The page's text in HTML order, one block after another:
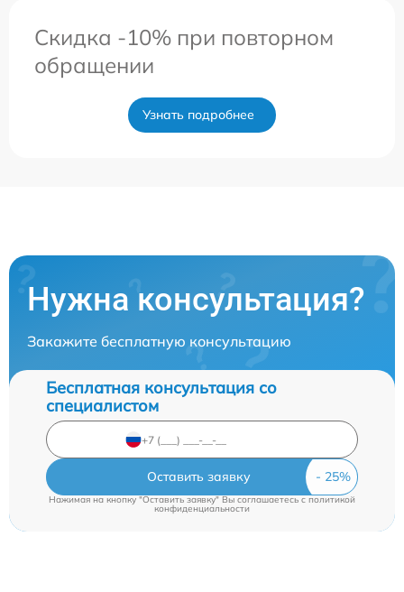
Скидка -10% при повторном
обращении
Узнать подробнее
Нужна консультация?
Закажите бесплатную консультацию
Бесплатная консультация со
специалистом
Оставить заявку
Нажимая на кнопку "Оставить заявку" Вы соглашаетесь c политикой
конфиденциальности